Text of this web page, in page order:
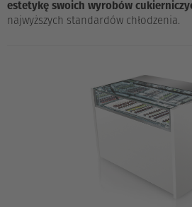
estetykę swoich wyrobów
najwyższych standardów chłodzenia.